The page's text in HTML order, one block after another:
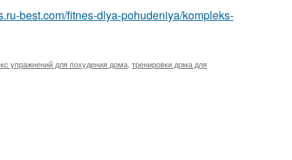
best.com/fitnes-dlya-pohudeniya/kompleks-
упражнений для похудения дома тренировки дома для